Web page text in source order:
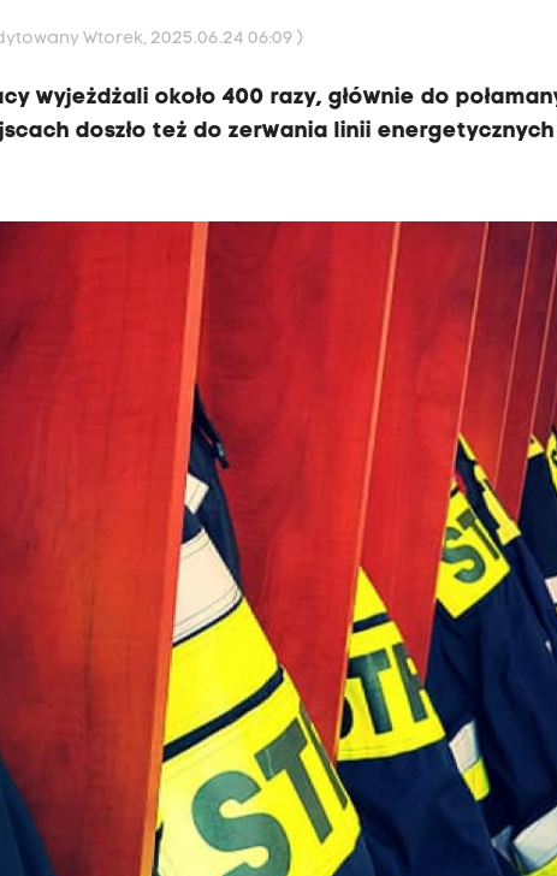
Wtorek, 2025.06.24 06:09 )
wyjeżdżali około 400 razy, głównie do
doszło też do zerwania linii energetycznych